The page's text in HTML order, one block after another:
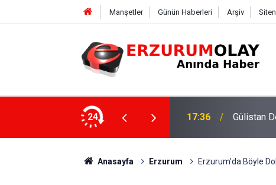
Manşetler Günün Haberleri Arşiv
24
dalgıca tutuklama 12:29
Anasayfa Erzurum Erzurum'da Böyle